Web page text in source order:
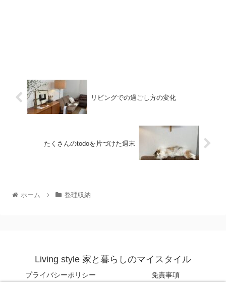
リビングでの過ごし方の変化
たくさんのtodoを片づけた週末
ホーム 整理収納
Living style 家と暮らしのマイスタイル
プライバシーポリシー 免責事項